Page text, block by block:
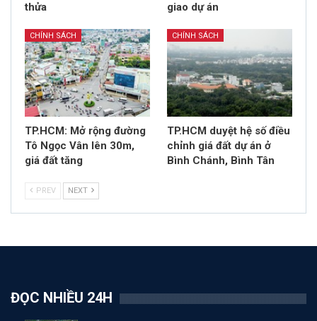
thửa
giao dự án
CHÍNH SÁCH
TP.HCM: Mở rộng đường
Tô Ngọc Vân lên 30m,
giá đất tăng
CHÍNH SÁCH
TP.HCM duyệt hệ số điều
chỉnh giá đất dự án ở
Bình Chánh, Bình Tân
PREV NEXT
ĐỌC NHIỀU 24H